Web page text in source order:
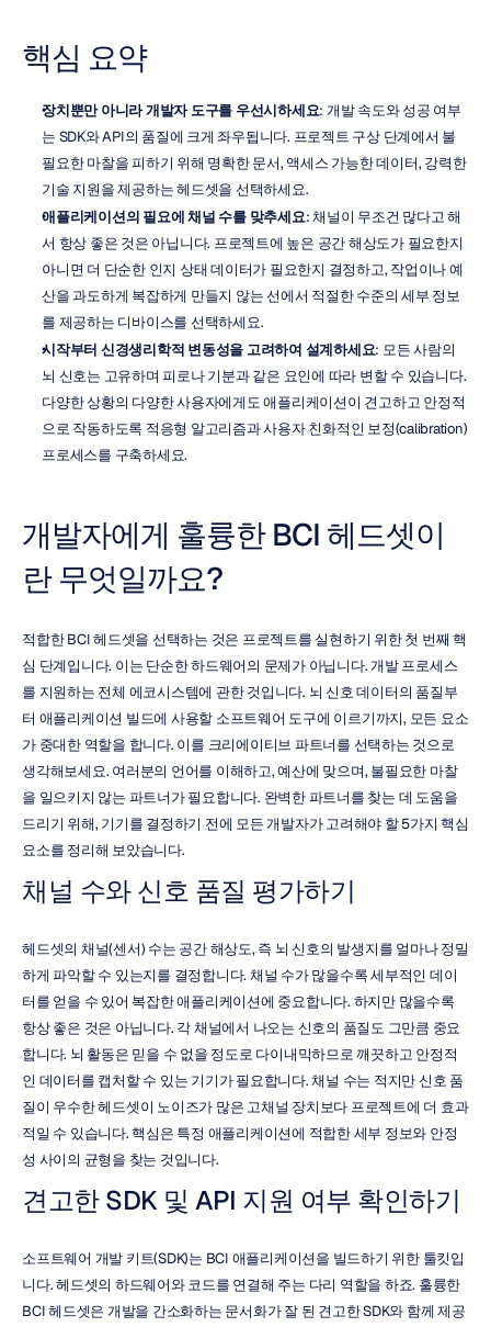
핵심 요약
장치뿐만 아니라 개발자 도구를 우선시하세요: 개발 속도와 성공 여부
는 SDK와 API의 품질에 크게 좌우됩니다. 프로젝트 구상 단계에서 불
필요한 마찰을 피하기 위해 명확한 문서, 액세스 가능한 데이터, 강력한
기술 지원을 제공하는 헤드셋을 선택하세요.
애플리케이션의 필요에 채널 수를 맞추세요: 채널이 무조건 많다고 해
서 항상 좋은 것은 아닙니다. 프로젝트에 높은 공간 해상도가 필요한지
아니면 더 단순한 인지 상태 데이터가 필요한지 결정하고, 작업이나 예
산을 과도하게 복잡하게 만들지 않는 선에서 적절한 수준의 세부 정보
를 제공하는 디바이스를 선택하세요.
시작부터 신경생리학적 변동성을 고려하여 설계하세요: 모든 사람의
뇌 신호는 고유하며 피로나 기분과 같은 요인에 따라 변할 수 있습니다.
다양한 상황의 다양한 사용자에게도 애플리케이션이 견고하고 안정적
으로 작동하도록 적응형 알고리즘과 사용자 친화적인 보정(calibration)
프로세스를 구축하세요.
개발자에게 훌륭한 BCI 헤드셋이
란 무엇일까요?
적합한 BCI 헤드셋을 선택하는 것은 프로젝트를 실현하기 위한 첫 번째 핵
심 단계입니다. 이는 단순한 하드웨어의 문제가 아닙니다. 개발 프로세스
를 지원하는 전체 에코시스템에 관한 것입니다. 뇌 신호 데이터의 품질부
터 애플리케이션 빌드에 사용할 소프트웨어 도구에 이르기까지, 모든 요소
가 중대한 역할을 합니다. 이를 크리에이티브 파트너를 선택하는 것으로
생각해보세요. 여러분의 언어를 이해하고, 예산에 맞으며, 불필요한 마찰
을 일으키지 않는 파트너가 필요합니다. 완벽한 파트너를 찾는 데 도움을
드리기 위해, 기기를 결정하기 전에 모든 개발자가 고려해야 할 5가지 핵심
요소를 정리해 보았습니다.
채널 수와 신호 품질 평가하기
헤드셋의 채널(센서) 수는 공간 해상도, 즉 뇌 신호의 발생지를 얼마나 정밀
하게 파악할 수 있는지를 결정합니다. 채널 수가 많을수록 세부적인 데이
터를 얻을 수 있어 복잡한 애플리케이션에 중요합니다. 하지만 많을수록
항상 좋은 것은 아닙니다. 각 채널에서 나오는 신호의 품질도 그만큼 중요
합니다. 뇌 활동은 믿을 수 없을 정도로 다이내믹하므로 깨끗하고 안정적
인 데이터를 캡처할 수 있는 기기가 필요합니다. 채널 수는 적지만 신호 품
질이 우수한 헤드셋이 노이즈가 많은 고채널 장치보다 프로젝트에 더 효과
적일 수 있습니다. 핵심은 특정 애플리케이션에 적합한 세부 정보와 안정
성 사이의 균형을 찾는 것입니다.
견고한 SDK 및 API 지원 여부 확인하기
소프트웨어 개발 키트(SDK)는 BCI 애플리케이션을 빌드하기 위한 툴킷입
니다. 헤드셋의 하드웨어와 코드를 연결해 주는 다리 역할을 하죠. 훌륭한
BCI 헤드셋은 개발을 간소화하는 문서화가 잘 된 견고한 SDK와 함께 제공